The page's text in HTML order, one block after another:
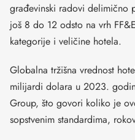
građevinski radovi delimično
još 8 do 12 odsto na vrh
kategorije i veličine hotela.
Globalna tržišna vrednost
milijardi dolara u 2023.
Group, što govori koliko je
sopstvenim standardima,